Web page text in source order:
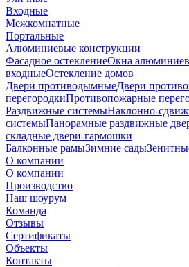
Входные
Межкомнатные
Портальные
Алюминиевые конструкции
Фасадное остеклениеОкна
входныеОстекление домов
Двери противодымныеДвери
перегородкиПротивопожарные
Раздвижные системыНаклонно-
системыПанорамные раздвижные
складные двери-гармошки
Балконные рамыЗимние сады
О компании
О компании
Производство
Наш шоурум
Команда
Отзывы
Сертификаты
Объекты
Контакты